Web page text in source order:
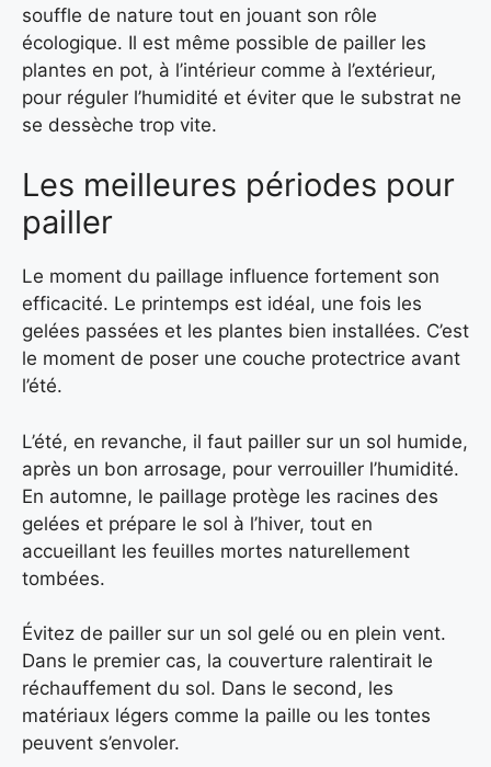
souffle de nature tout en jouant son rôle
écologique. Il est même possible de pailler les
plantes en pot, à l’intérieur comme à l’extérieur,
pour réguler l’humidité et éviter que le substrat ne
se dessèche trop vite.
Les meilleures périodes pour
pailler
Le moment du paillage influence fortement son
efficacité. Le printemps est idéal, une fois les
gelées passées et les plantes bien installées. C’est
le moment de poser une couche protectrice avant
l’été.
L’été, en revanche, il faut pailler sur un sol humide,
après un bon arrosage, pour verrouiller l’humidité.
En automne, le paillage protège les racines des
gelées et prépare le sol à l’hiver, tout en
accueillant les feuilles mortes naturellement
tombées.
Évitez de pailler sur un sol gelé ou en plein vent.
Dans le premier cas, la couverture ralentirait le
réchauffement du sol. Dans le second, les
matériaux légers comme la paille ou les tontes
peuvent s’envoler.